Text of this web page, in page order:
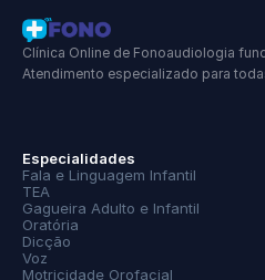
Clínica Online de Fonoaudiologia
Atendimento especializado para
Especialidades
Fala e Linguagem Infantil
TEA
Gagueira Adulto e Infantil
Oratória
Dicção
Voz
Motricidade Orofacial